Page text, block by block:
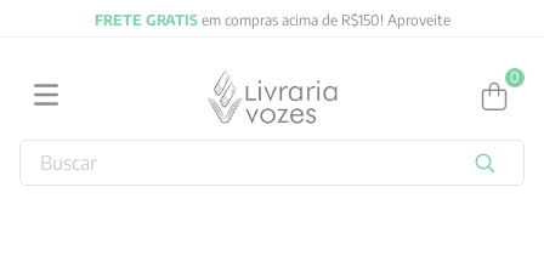
FRETE GRATISem compras acima de R$150! Aproveite
0
Buscar